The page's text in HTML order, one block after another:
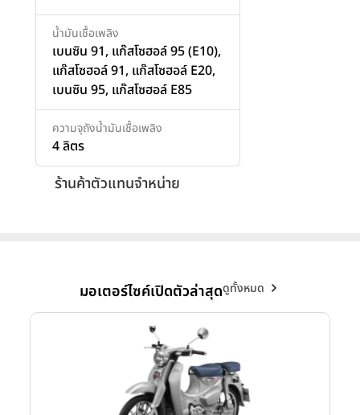
น้ำมันเชื้อเพลิง
เบนซิน 91, แก๊สโซฮอล์ 95 (E10),
แก๊สโซฮอล์ 91, แก๊สโซฮอล์ E20,
เบนซิน 95, แก๊สโซฮอล์ E85
ความจุถังน้ำมันเชื้อเพลิง
4 ลิตร
ร้านค้าตัวแทนจำหน่าย
มอเตอร์ไซค์เปิดตัวล่าสุดดูทั้งหมด